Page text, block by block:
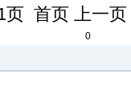
页 首页 上一页
0